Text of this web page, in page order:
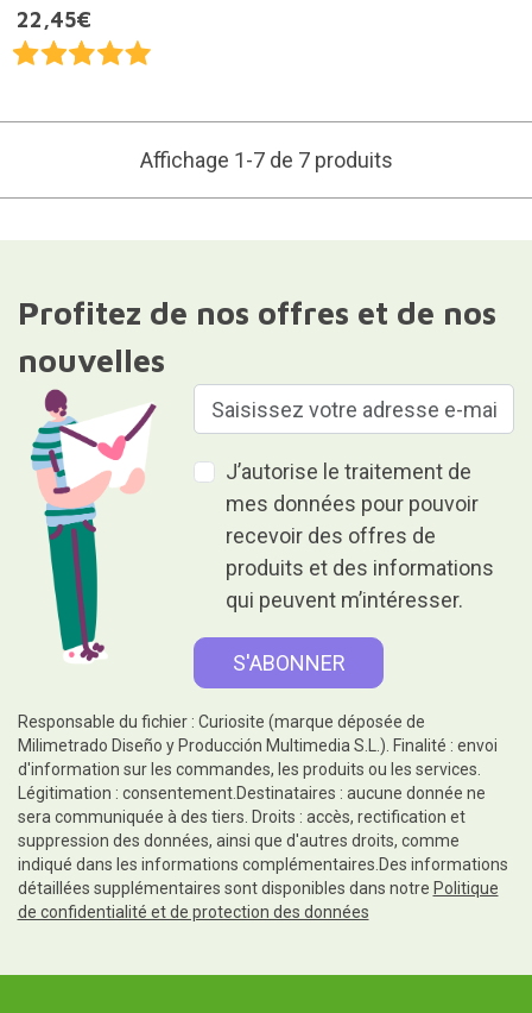
22,45€
Affichage 1-7 de 7 produits
Profitez de nos offres et de nos
nouvelles
J’autorise le traitement de
mes données pour pouvoir
recevoir des offres de
produits et des informations
qui peuvent m’intéresser.
Responsable du fichier : Curiosite (marque déposée de
Milimetrado Diseño y Producción Multimedia S.L.). Finalité : envoi
d'information sur les commandes, les produits ou les services.
Légitimation : consentement.Destinataires : aucune donnée ne
sera communiquée à des tiers. Droits : accès, rectification et
suppression des données, ainsi que d'autres droits, comme
indiqué dans les informations complémentaires.Des informations
détaillées supplémentaires sont disponibles dans notre Politique
de confidentialité et de protection des données